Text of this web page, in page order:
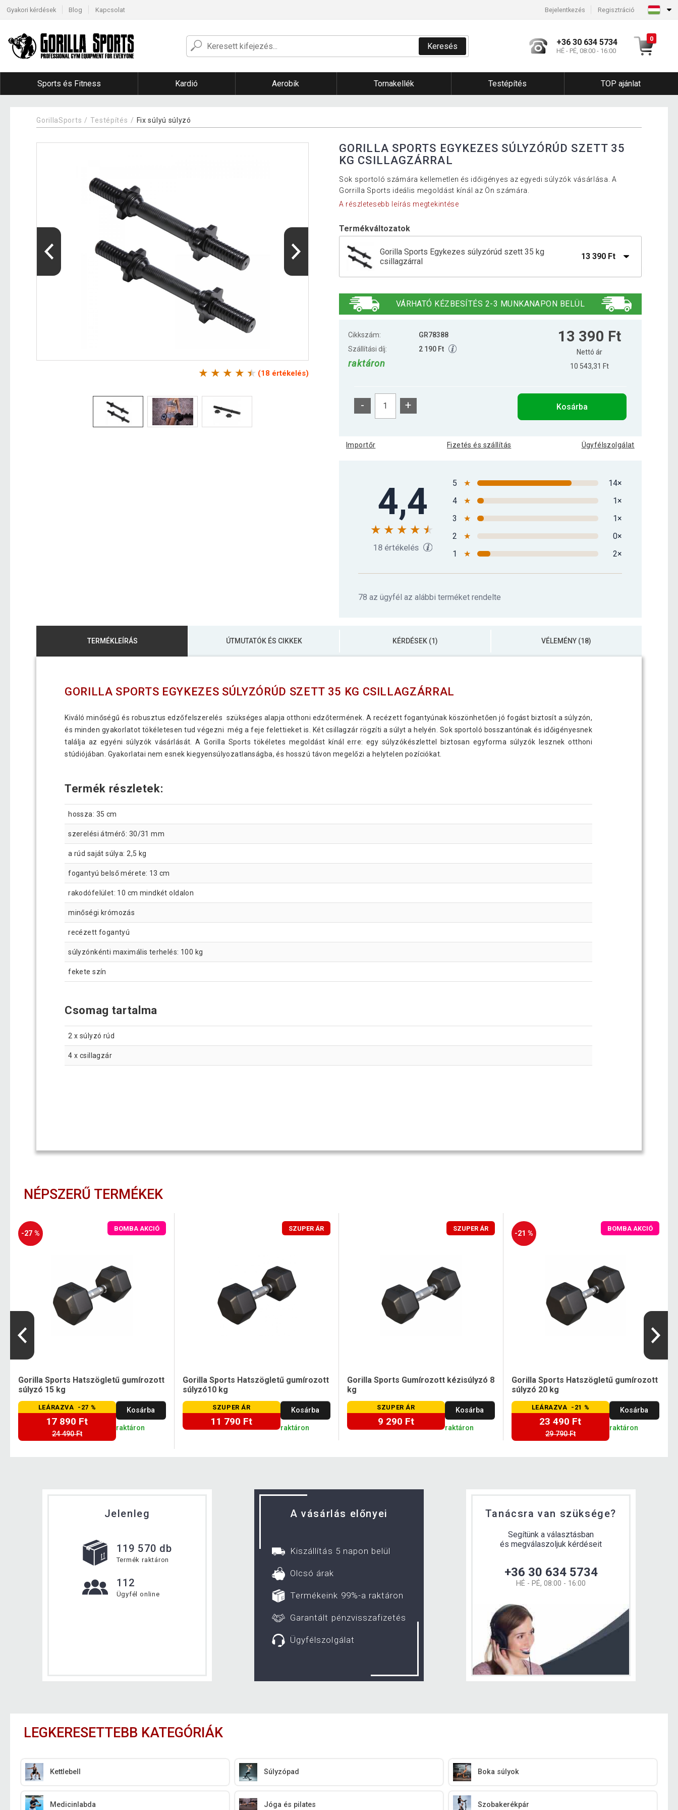
Gyakori kérdések Blog Kapcsolat Bejelentkezés Regisztráció
Keresés +36 30 634 5734
HÉ - PÉ, 08:00 - 16:00
0
Sports és Fitness Kardió Aerobik Tornakellék Testépítés TOP ajánlat
GorillaSports Testépítés Fix súlyú súlyzó
(18 értékelés)
GORILLA SPORTS EGYKEZES SÚLYZÓRÚD SZETT 35
KG CSILLAGZÁRRAL
Sok sportoló számára kellemetlen és időigényes az egyedi súlyzók vásárlása. A
Gorrilla Sports ideális megoldást kínál az Ön számára.
A részletesebb leírás megtekintése
Termékváltozatok
Gorilla Sports Egykezes súlyzórúd szett 35 kg
csillagzárral
13 390 Ft
VÁRHATÓ KÉZBESÍTÉS 2-3 MUNKANAPON BELÜL
Cikkszám:
GR78388
Szállítási díj:
2 190 Ft
raktáron
13 390 Ft
Nettó ár
10 543,31 Ft
- + Kosárba
Importőr Fizetés és szállítás Ügyfélszolgálat
4,4
18 értékelés
5 ★
14×
4
★
1×
3
★
1×
2
★
0×
1
★ 2×
78 az ügyfél az alábbi terméket rendelte
TERMÉKLEÍRÁS ÚTMUTATÓK ÉS CIKKEK KÉRDÉSEK (1) VÉLEMÉNY (18)
GORILLA SPORTS EGYKEZES SÚLYZÓRÚD SZETT 35 KG CSILLAGZÁRRAL
Kiváló minőségű és robusztus edzőfelszerelés szükséges alapja otthoni edzőtermének. A recézett fogantyúnak köszönhetően jó fogást biztosít a súlyzón,
és minden gyakorlatot tökéletesen tud végezni még a feje felettieket is. Két csillagzár rögzíti a súlyt a helyén. Sok sportoló bosszantónak és időigényesnek
találja az egyéni súlyzók vásárlását. A Gorilla Sports tökéletes megoldást kínál erre: egy súlyzókészlettel biztosan egyforma súlyzók lesznek otthoni
stúdiójában. Gyakorlatai nem esnek kiegyensúlyozatlanságba, és hosszú távon megelőzi a helytelen pozíciókat.
Termék részletek:
hossza: 35 cm
szerelési átmérő: 30/31 mm
a rúd saját súlya: 2,5 kg
fogantyú belső mérete: 13 cm
rakodófelület: 10 cm mindkét oldalon
minőségi krómozás
recézett fogantyú
súlyzónkénti maximális terhelés: 100 kg
fekete szín
Csomag tartalma
2 x súlyzó rúd
4 x csillagzár
NÉPSZERŰ TERMÉKEK
-27 %
BOMBA AKCIÓ
Gorilla Sports Hatszögletű gumírozott
súlyzó 15 kg
LEÁRAZVA -27 %
17 890 Ft
24 490 Ft
Kosárba
raktáron
SZUPER ÁR
Gorilla Sports Hatszögletű gumírozott
súlyzó10 kg
SZUPER ÁR
11 790 Ft
Kosárba
raktáron
SZUPER ÁR
Gorilla Sports Gumírozott kézisúlyzó 8
kg
SZUPER ÁR
9 290 Ft
Kosárba
raktáron
-21 %
BOMBA AKCIÓ
Gorilla Sports Hatszögletű gumírozott
súlyzó 20 kg
LEÁRAZVA -21 %
23 490 Ft
29 790 Ft
Kosárba
raktáron
Jelenleg
119 570 db
Termék raktáron
112
Ügyfél online
A vásárlás előnyei
Kiszállítás 5 napon belül
Olcsó árak
Termékeink 99%-a raktáron
Garantált pénzvisszafizetés
Ügyfélszolgálat
Tanácsra van szüksége?
Segítünk a választásban
és megválaszoljuk kérdéseit
+36 30 634 5734
HÉ - PÉ, 08:00 - 16:00
LEGKERESETTEBB KATEGÓRIÁK
Kettlebell Súlyzópad Boka súlyok
Medicinlabda Jóga és pilates Szobakerékpár